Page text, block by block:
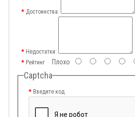
Достоинства:
Недостатки:
РейтингПлохо
Captcha
Введите код